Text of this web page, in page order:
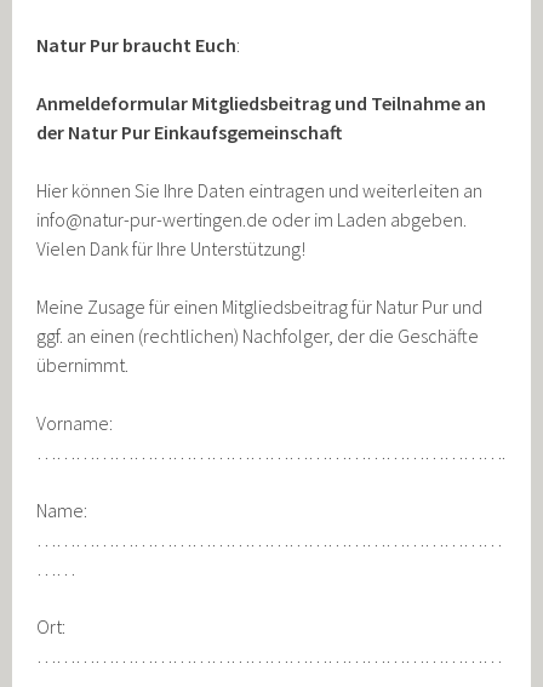
Natur Pur braucht Euch:
Anmeldeformular Mitgliedsbeitrag und Teilnahme an
der Natur Pur Einkaufsgemeinschaft
Hier können Sie Ihre Daten eintragen und weiterleiten an
info@natur-pur-wertingen.de oder im Laden abgeben.
Vielen Dank für Ihre Unterstützung!
Meine Zusage für einen Mitgliedsbeitrag für Natur Pur und
ggf. an einen (rechtlichen) Nachfolger, der die Geschäfte
übernimmt.
Vorname:
Name:
Ort: